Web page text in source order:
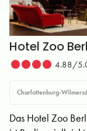
Hotel Zoo
4.88/
Charlottenburg-
Das Hotel Zoo